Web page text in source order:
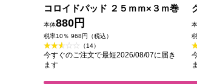
コロイドパッド ２５ｍｍ×３ｍ巻
本体880円
税率10％ 968円（税込）
（14）
今すぐのご注文で最短2026/08/07に届き
ます